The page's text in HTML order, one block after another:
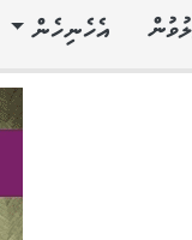
އެހެނިހެން